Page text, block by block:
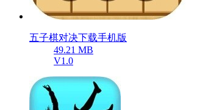
五子棋对决下载手机版
49.21 MB
V1.0